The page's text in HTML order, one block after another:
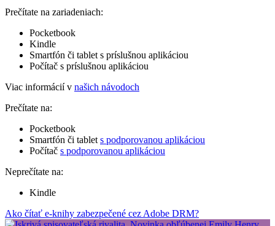
Prečítate na zariadeniach:
Pocketbook
Kindle
Smartfón či tablet s príslušnou aplikáciou
Počítač s príslušnou aplikáciou
Viac informácií v našich návodoch
Prečítate na:
Pocketbook
Smartfón či tablet s podporovanou aplikáciou
Počítač s podporovanou aplikáciou
Neprečítate na:
Kindle
Ako čítať e-knihy zabezpečené cez Adobe DRM?